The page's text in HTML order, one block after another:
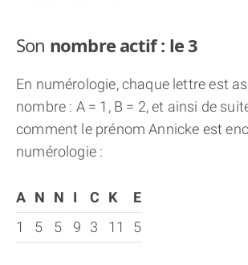
Son nombre actif : le 3
En numérologie, chaque lettre est
nombre : A = 1, B = 2, et ainsi de
comment le prénom Annicke est
numérologie :
A N N I C K
E
1
5 5 9 3 11 5
(À PROPOS)